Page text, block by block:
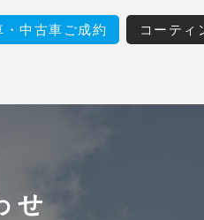
・中古車ご成約 コーティ
せ